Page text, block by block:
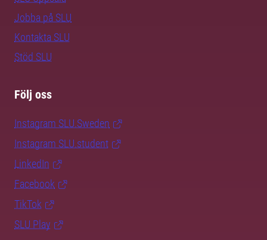
Jobba på SLU
Kontakta SLU
Stöd SLU
Följ oss
Instagram SLU.Sweden
Instagram SLU.student
LinkedIn
Facebook
TikTok
SLU Play